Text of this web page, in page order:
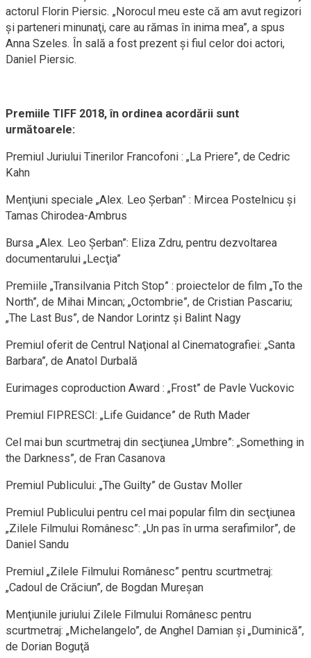
actorul Florin Piersic. „Norocul meu este că am avut regizori
şi parteneri minunaţi, care au rămas în inima mea”, a spus
Anna Szeles. În sală a fost prezent şi fiul celor doi actori,
Daniel Piersic.
Premiile TIFF 2018, în ordinea acordării sunt
următoarele:
Premiul Juriului Tinerilor Francofoni : „La Priere”, de Cedric
Kahn
Menţiuni speciale „Alex. Leo Şerban” : Mircea Postelnicu şi
Tamas Chirodea-Ambrus
Bursa „Alex. Leo Şerban”: Eliza Zdru, pentru dezvoltarea
documentarului „Lecţia”
Premiile „Transilvania Pitch Stop” : proiectelor de film „To the
North”, de Mihai Mincan; „Octombrie”, de Cristian Pascariu;
„The Last Bus”, de Nandor Lorintz şi Balint Nagy
Premiul oferit de Centrul Naţional al Cinematografiei: „Santa
Barbara”, de Anatol Durbală
Eurimages coproduction Award : „Frost” de Pavle Vuckovic
Premiul FIPRESCI: „Life Guidance” de Ruth Mader
Cel mai bun scurtmetraj din secţiunea „Umbre”: „Something in
the Darkness”, de Fran Casanova
Premiul Publicului: „The Guilty” de Gustav Moller
Premiul Publicului pentru cel mai popular film din secţiunea
„Zilele Filmului Românesc”: „Un pas în urma serafimilor”, de
Daniel Sandu
Premiul „Zilele Filmului Românesc” pentru scurtmetraj:
„Cadoul de Crăciun”, de Bogdan Mureşan
Menţiunile juriului Zilele Filmului Românesc pentru
scurtmetraj: „Michelangelo”, de Anghel Damian şi „Duminică”,
de Dorian Boguţă